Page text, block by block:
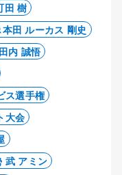
田 樹
本田 ルーカス 剛史
田内 誠悟
ス選手権
大会
武 アミン